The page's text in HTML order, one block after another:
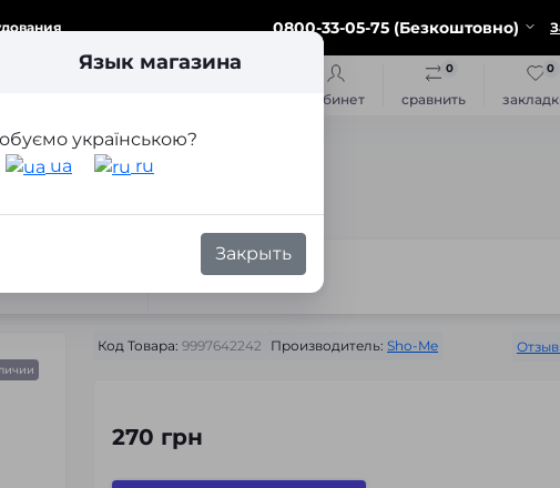
0800-33-05-75 (Безкоштовно)
кабинет сравнить
0 0
H7 55W 4300K
Язык магазина
українською?
ua
ru
Закрыть
Вопросы
Код Товара: 9997642242 Производитель: Sho-Me
270 грн